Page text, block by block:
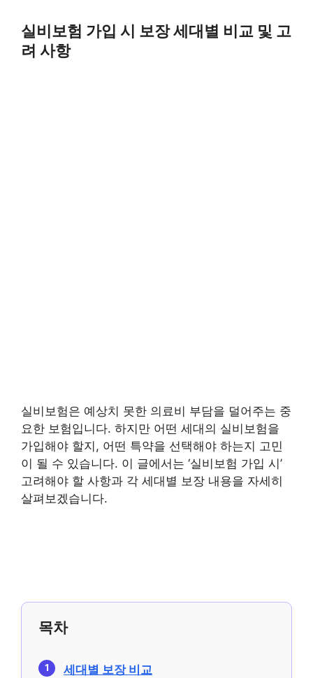
content
실비보험 가입 시 보장 세대별 비교 및 고
려 사항
실비보험은 예상치 못한 의료비 부담을 덜어주는 중
요한 보험입니다. 하지만 어떤 세대의 실비보험을
가입해야 할지, 어떤 특약을 선택해야 하는지 고민
이 될 수 있습니다. 이 글에서는 ‘실비보험 가입 시’
고려해야 할 사항과 각 세대별 보장 내용을 자세히
살펴보겠습니다.
목차
세대별 보장 비교